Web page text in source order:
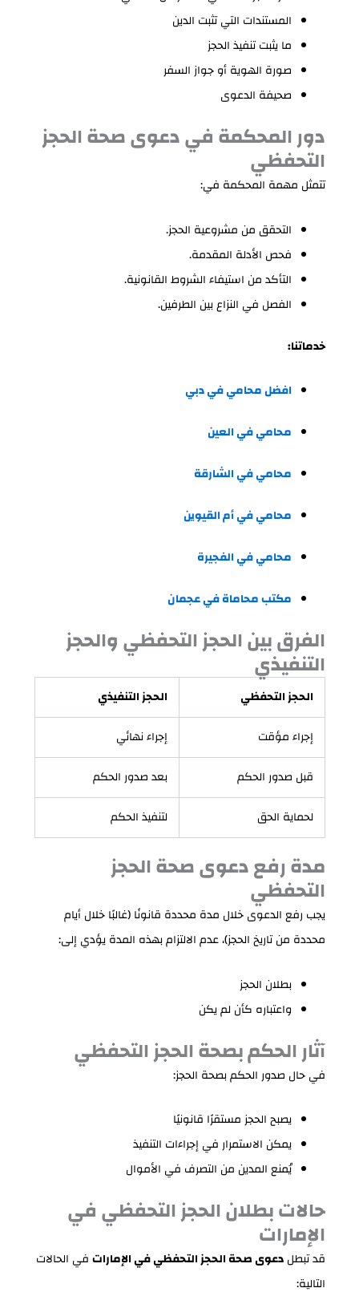
المستندات التي تثبت الدين
ما يثبت تنفيذ الحجز
صورة الهوية أو جواز السفر
صحيفة الدعوى
دور المحكمة في دعوى صحة الحجز
التحفظي
تتمثل مهمة المحكمة في:
التحقق من مشروعية الحجز.
فحص الأدلة المقدمة.
التأكد من استيفاء الشروط القانونية.
الفصل في النزاع بين الطرفين.
خدماتنا:
افضل محامي في دبي
محامي في العين
محامي في الشارقة
محامي في أم القيوين
محامي في الفجيرة
مكتب محاماة في عجمان
الفرق بين الحجز التحفظي والحجز
التنفيذي
الحجز التحفظي
الحجز التنفيذي
إجراء مؤقت
إجراء نهائي
قبل صدور الحكم
بعد صدور الحكم
لحماية الحق
لتنفيذ الحكم
مدة رفع دعوى صحة الحجز
التحفظي
يجب رفع الدعوى خلال مدة محددة قانونًا (غالبًا خلال أيام
محددة من تاريخ الحجز)، عدم الالتزام بهذه المدة يؤدي إلى:
بطلان الحجز
واعتباره كأن لم يكن
آثار الحكم بصحة الحجز التحفظي
في حال صدور الحكم بصحة الحجز:
يصبح الحجز مستقرًا قانونيًا
يمكن الاستمرار في إجراءات التنفيذ
يُمنع المدين من التصرف في الأموال
حالات بطلان الحجز التحفظي في
الإمارات
قد تبطلدعوى صحة الحجز التحفظي في الإماراتفي الحالات
التالية: